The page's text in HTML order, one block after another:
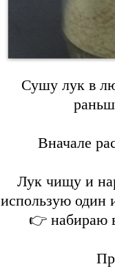
Сушу лук в
Вначале
Лук чищу и
использую один
👉 набираю